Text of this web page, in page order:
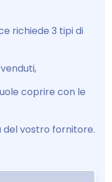
richiede 3 tipi di
coprire con le
vostro fornitore.